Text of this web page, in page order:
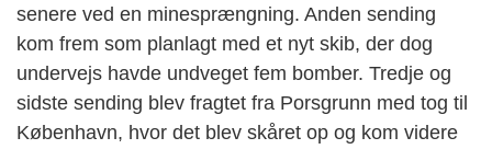
senere ved en minesprængning. Anden sending
kom frem som planlagt med et nyt skib, der dog
undervejs havde undveget fem bomber. Tredje og
sidste sending blev fragtet fra Porsgrunn med tog til
København, hvor det blev skåret op og kom videre